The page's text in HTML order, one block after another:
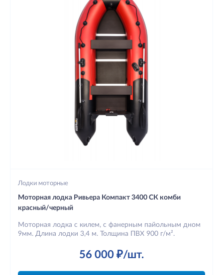
Лодки моторные
Моторная лодка Ривьера Компакт 3400 СК комби
красный/черный
Моторная лодка с килем, с фанерным пайольным дном
9мм. Длина лодки 3,4 м. Толщина ПВХ 900 г/м².
56 000 ₽/шт.